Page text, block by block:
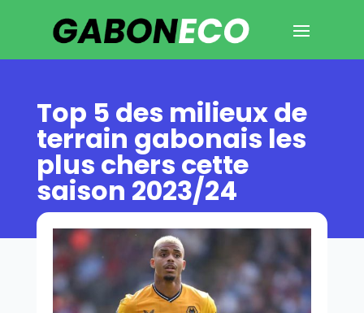
Top 5 des milieux de
terrain gabonais les
plus chers cette
saison 2023/24